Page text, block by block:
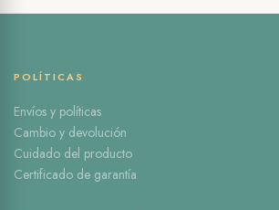
POLÍTICAS
Envíos y políticas
Cambio y devolución
Cuidado del producto
Certificado de garantía